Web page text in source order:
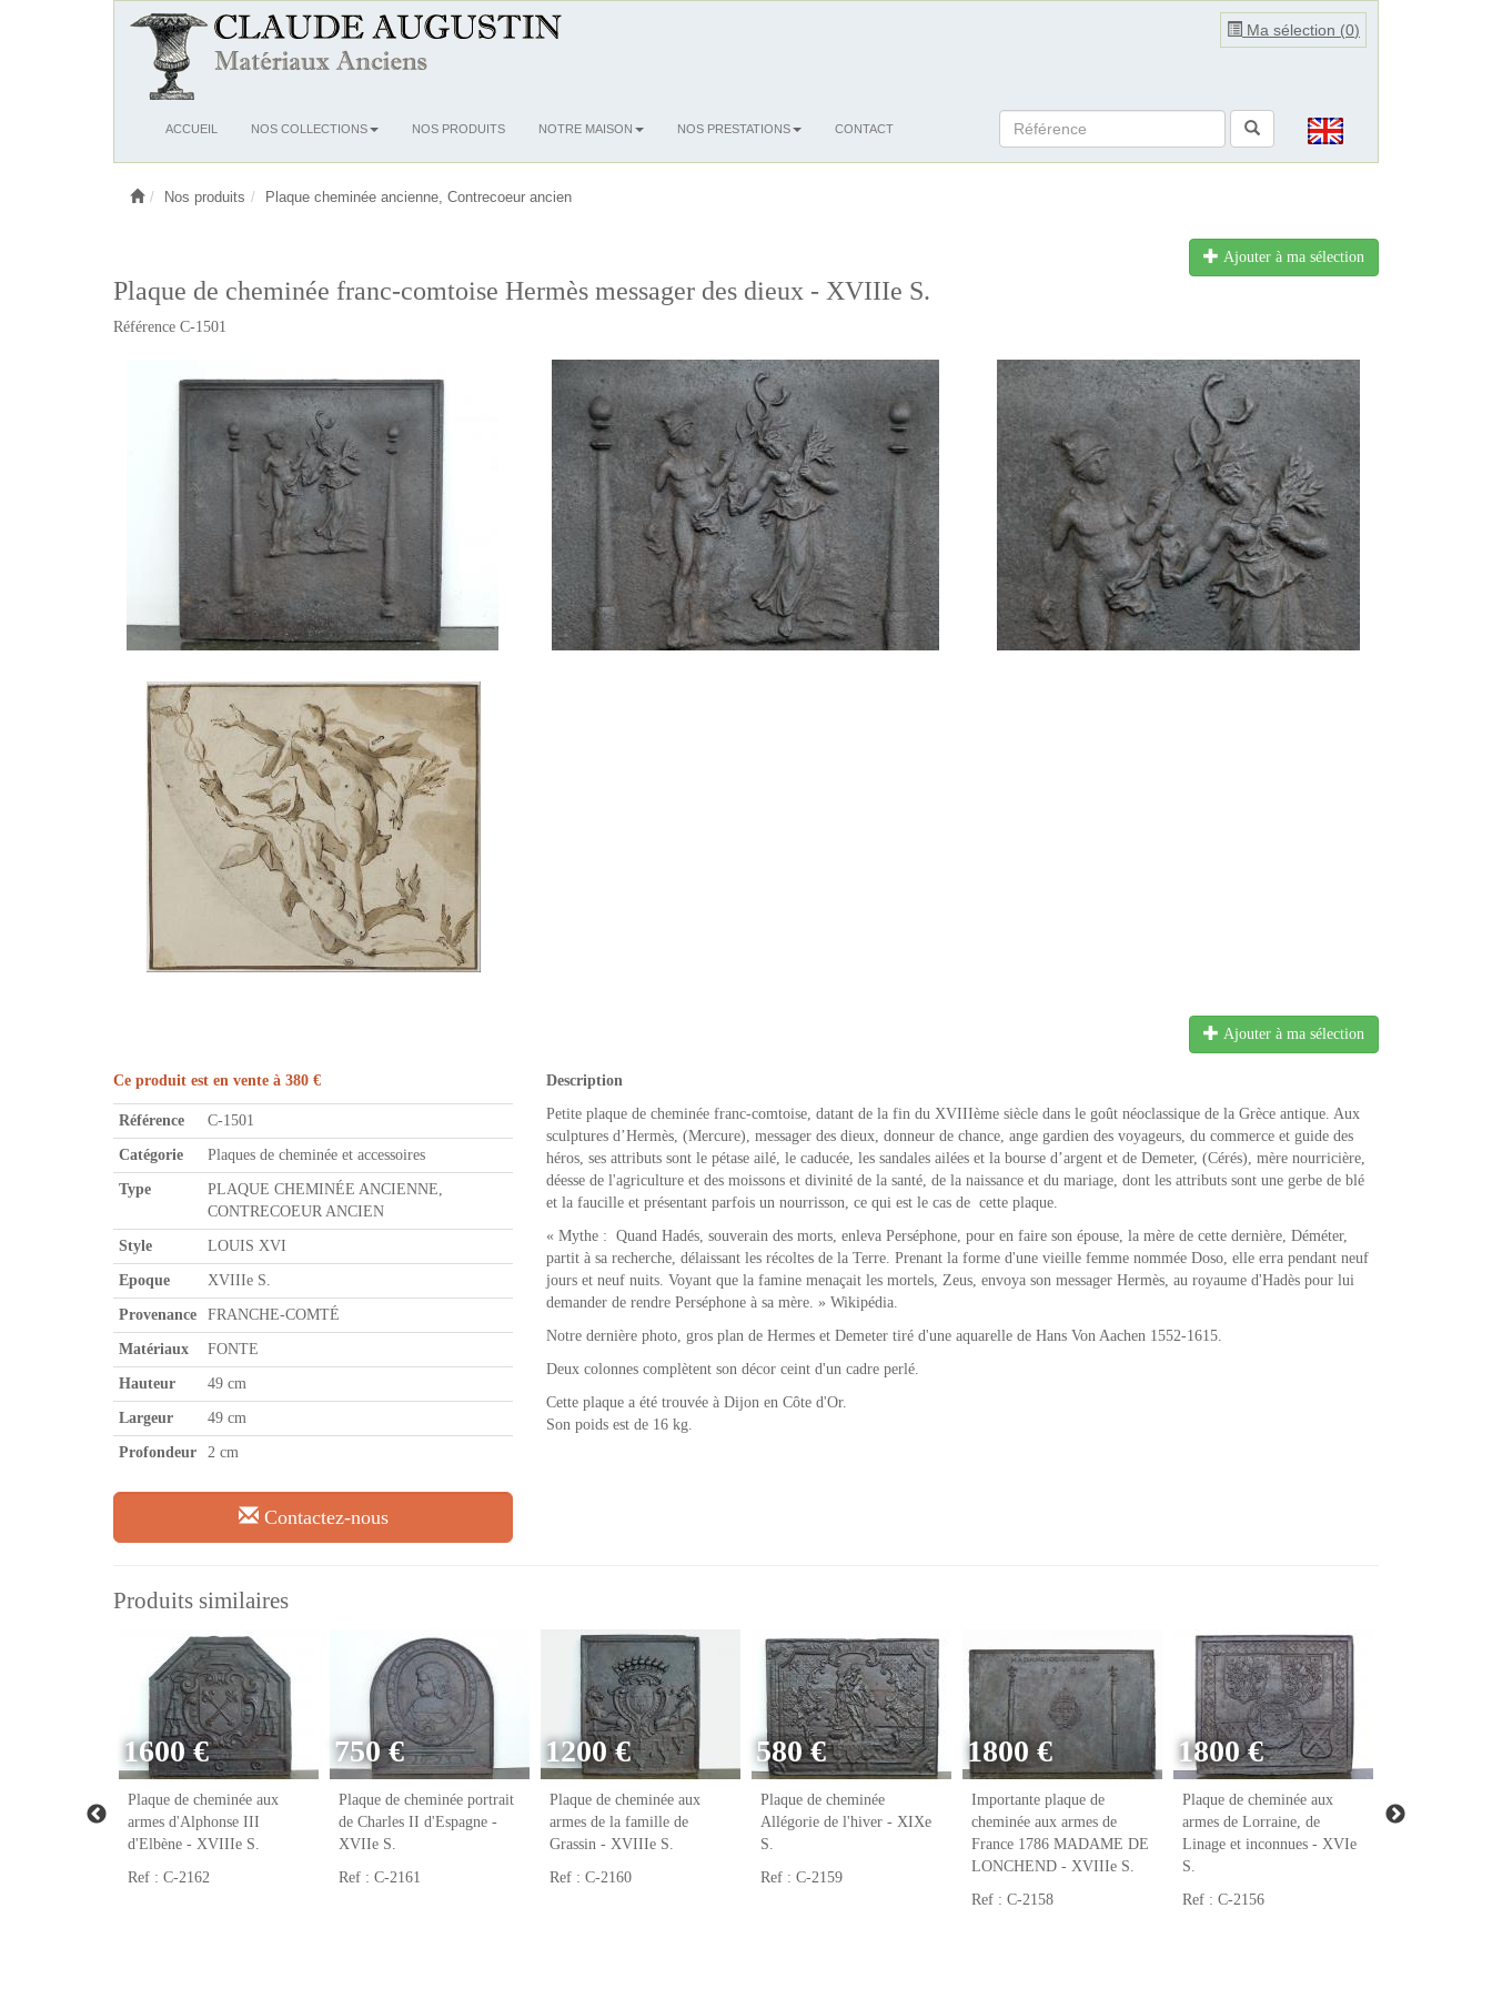
Ma sélection (0)
OuvrirACCUEIL NOS COLLECTIONS NOS PRODUITS NOTRE MAISON NOS PRESTATIONS CONTACT
Nos produits Plaque cheminée ancienne, Contrecoeur ancien
Ajouter à ma sélection
Plaque de cheminée franc-comtoise Hermès messager des dieux - XVIIIe S.
Référence C-1501
Ajouter à ma sélection
Ce produit est en vente à 380 €
Référence C-1501
Catégorie Plaques de cheminée et accessoires
Type
PLAQUE CHEMINÉE ANCIENNE,
CONTRECOEUR ANCIEN
Style LOUIS XVI
Epoque XVIIIe S.
Provenance FRANCHE-COMTÉ
Matériaux FONTE
Hauteur 49 cm
Largeur 49 cm
Profondeur 2 cm
Contactez-nous
Description
Petite plaque de cheminée franc-comtoise, datant de la fin du XVIIIème siècle dans le goût néoclassique de la Grèce antique. Aux
sculptures d’Hermès, (Mercure), messager des dieux, donneur de chance, ange gardien des voyageurs, du commerce et guide des
héros, ses attributs sont le pétase ailé, le caducée, les sandales ailées et la bourse d’argent et de Demeter, (Cérés), mère nourricière,
déesse de l'agriculture et des moissons et divinité de la santé, de la naissance et du mariage, dont les attributs sont une gerbe de blé
et la faucille et présentant parfois un nourrisson, ce qui est le cas de cette plaque.
« Mythe : Quand Hadés, souverain des morts, enleva Perséphone, pour en faire son épouse, la mère de cette dernière, Déméter,
partit à sa recherche, délaissant les récoltes de la Terre. Prenant la forme d'une vieille femme nommée Doso, elle erra pendant neuf
jours et neuf nuits. Voyant que la famine menaçait les mortels, Zeus, envoya son messager Hermès, au royaume d'Hadès pour lui
demander de rendre Perséphone à sa mère. » Wikipédia.
Notre dernière photo, gros plan de Hermes et Demeter tiré d'une aquarelle de Hans Von Aachen 1552-1615.
Deux colonnes complètent son décor ceint d'un cadre perlé.
Cette plaque a été trouvée à Dijon en Côte d'Or.
Son poids est de 16 kg.
Produits similaires
1600 €
Plaque de cheminée aux
armes d'Alphonse III
d'Elbène - XVIIIe S.
Ref : C-2162
750 €
Plaque de cheminée portrait
de Charles II d'Espagne -
XVIIe S.
Ref : C-2161
1200 €
Plaque de cheminée aux
armes de la famille de
Grassin - XVIIIe S.
Ref : C-2160
580 €
Plaque de cheminée
Allégorie de l'hiver - XIXe
S.
Ref : C-2159
1800 €
Importante plaque de
cheminée aux armes de
France 1786 MADAME DE
LONCHEND - XVIIIe S.
Ref : C-2158
1800 €
Plaque de cheminée aux
armes de Lorraine, de
Linage et inconnues - XVIe
S.
Ref : C-2156
Plaque de
armes de